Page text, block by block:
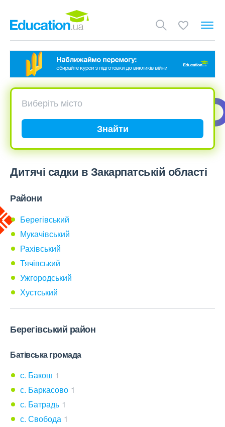
Знайти
Дитячі садки в Закарпатській області
Райони
Берегівський
Мукачівський
Рахівський
Тячівський
Ужгородський
Хустський
Берегівський район
Батівська громада
с. Бакош 1
с. Баркасово 1
с. Батрадь 1
с. Свобода 1